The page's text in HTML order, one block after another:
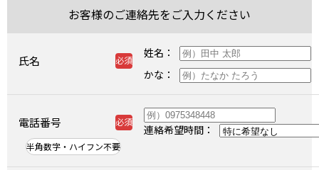
お客様のご連絡先をご入力ください
氏名
姓名
かな
電話番号
半角数字・ハイフン不要
連絡希望時間